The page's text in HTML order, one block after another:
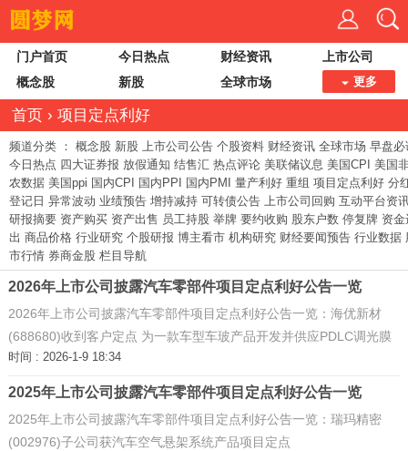
门户首页 今日热点 财经资讯
上市公司
概念股
新股 全球市场 更多
首页 › 项目定点利好
频道分类 ： 概念股 新股 上市公司公告 个股资料 财经资讯 全球市场 早盘必
今日热点 四大证券报 放假通知 结售汇 热点评论 美联储议息 美国CPI 美国
农数据 美国ppi 国内CPI 国内PPI 国内PMI 量产利好 重组 项目定点利好 分
登记日 异常波动 业绩预告 增持减持 可转债公告 上市公司回购 互动平台资
研报摘要 资产购买 资产出售 员工持股 举牌 要约收购 股东户数 停复牌 资金
出 商品价格 行业研究 个股研报 博主看市 机构研究 财经要闻预告 行业数据
市行情 券商金股 栏目导航
2026年上市公司披露汽车零部件项目定点利好公告一览
2026年上市公司披露汽车零部件项目定点利好公告一览：海优新材
(688680)收到客户定点 为一款车型车玻产品开发并供应PDLC调光膜
片产品
时间 : 2026-1-9 18:34
2025年上市公司披露汽车零部件项目定点利好公告一览
2025年上市公司披露汽车零部件项目定点利好公告一览：瑞玛精密
(002976)子公司获汽车空气悬架系统产品项目定点